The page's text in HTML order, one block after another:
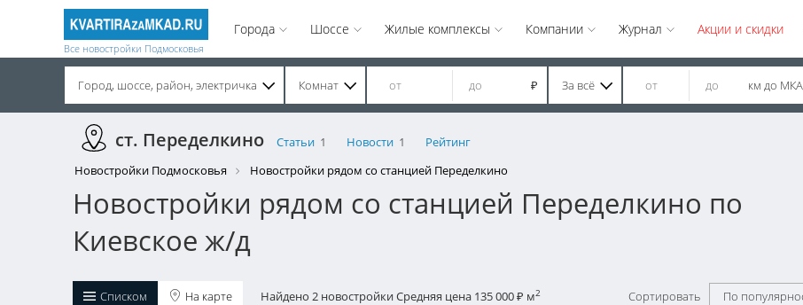
Все новостройки Подмосковья
Города Шоссе Жилые комплексы Компании Журнал Акции и скидки
Город, шоссе, район, электричка Комнат ₽ За всё км до
ст. Переделкино Статьи 1 Новости 1
Рейтинг
Новостройки Подмосковья
Новостройки рядом со станцией Переделкино
Новостройки рядом со станцией Переделкино по
Киевское ж/д
Списком На карте Найдено 2 новостройкиСредняя цена 135 000 ₽ м2 Сортировать По